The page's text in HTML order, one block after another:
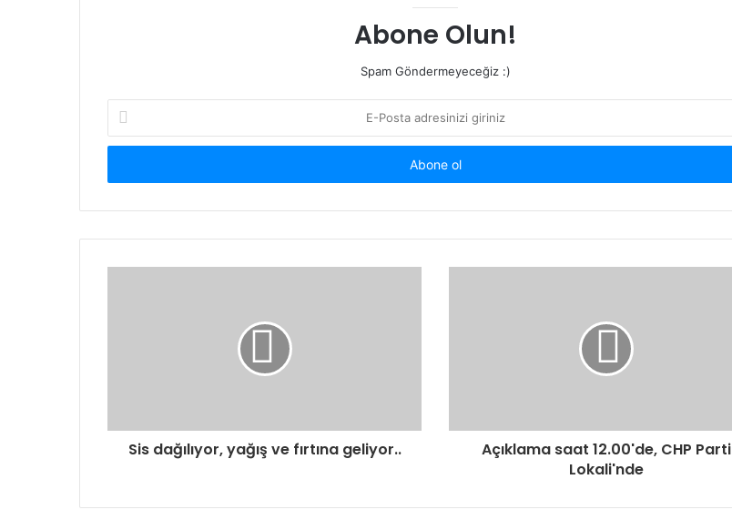
Abone Olun!
Spam Göndermeyeceğiz :)
Posta
adresinizi
Sis dağılıyor, yağış ve fırtına geliyor..
Açıklama saat 12.00'de, CHP Parti
Lokali'nde